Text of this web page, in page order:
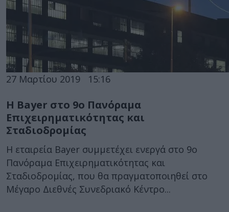
27 Μαρτίου 2019 15:16
Η Bayer στο 9ο Πανόραμα
Επιχειρηματικότητας και
Σταδιοδρομίας
Η εταιρεία Bayer συμμετέχει ενεργά στο 9ο
Πανόραμα Επιχειρηματικότητας και
Σταδιοδρομίας, που θα πραγματοποιηθεί στο
Μέγαρο Διεθνές Συνεδριακό Κέντρο...